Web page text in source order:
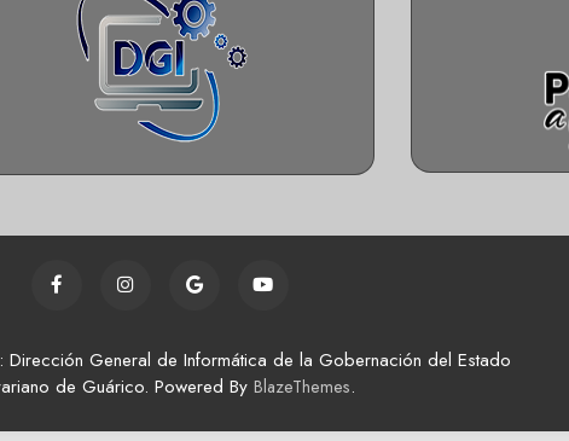
General de Informática de la Gobernación del Estado
de Guárico. Powered By BlazeThemes.